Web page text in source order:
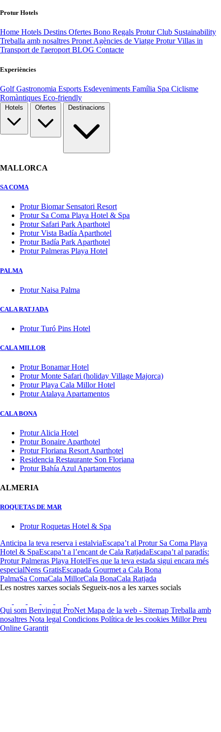
Protur Hotels
Home Hotels Destins Ofertes Bono Regals Protur Club Sustainability
Treballa amb nosaltres Pronet Agències de Viatge Protur Villas in
Transport de l'aeroport BLOG Contacte
Experiències
GolfGastronomia Esports Esdeveniments Família Spa Ciclisme
Romàntiques Eco-friendly
MALLORCA
SA COMA
Protur Biomar Sensatori Resort
Protur Sa Coma Playa Hotel & Spa
Protur Safari Park Aparthotel
Protur Vista Badía Aparthotel
Protur Badía Park Aparthotel
Protur Palmeras Playa Hotel
PALMA
Protur Naisa Palma
CALA RATJADA
Protur Turó Pins Hotel
CALA MILLOR
Protur Bonamar Hotel
Protur Monte Safari (holiday Village Majorca)
Protur Playa Cala Millor Hotel
Protur Atalaya Apartamentos
CALA BONA
Protur Alicia Hotel
Protur Bonaire Aparthotel
Protur Floriana Resort Aparthotel
Residencia Restaurante Son Floriana
Protur Bahía Azul Apartamentos
ALMERIA
ROQUETAS DE MAR
Protur Roquetas Hotel & Spa
Anticipa la teva reserva i estalviaEscapa’t al Protur Sa Coma Playa
Hotel & SpaEscapa’t a l’encant de Cala RatjadaEscapa’t al paradís:
Protur Palmeras Playa HotelFes que la teva estada sigui encara més
especialNens GratisEscapada Gourmet a Cala Bona
PalmaSa ComaCala MillorCala BonaCala Ratjada
Les nostres xarxes socials Segueix-nos a les xarxes socials
Qui som Benvingut ProNet Mapa de la web - Sitemap Treballa amb
nosaltres Nota legal Condicions Política de les cookies Millor Preu
Online Garantit